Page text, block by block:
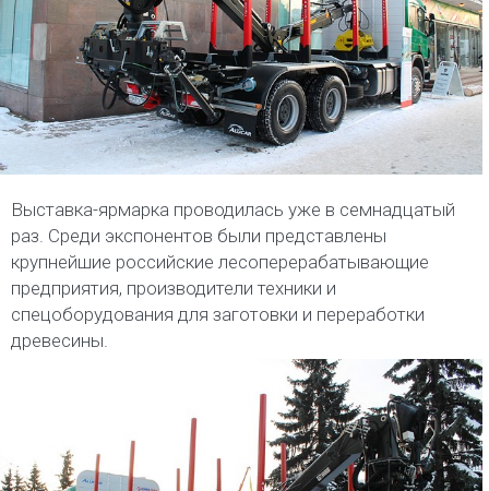
Выставка-ярмарка проводилась уже в семнадцатый
раз. Среди экспонентов были представлены
крупнейшие российские лесоперерабатывающие
предприятия, производители техники и
спецоборудования для заготовки и переработки
древесины.